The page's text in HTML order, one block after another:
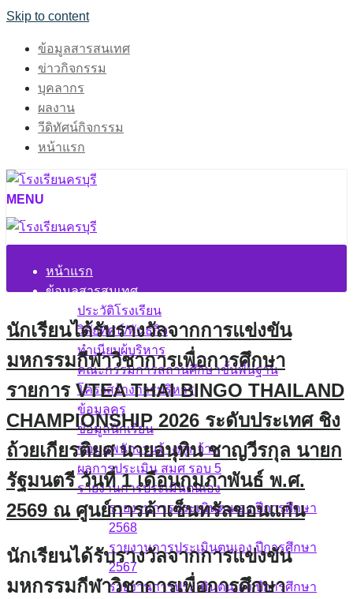
Skip to content
ข้อมูลสารสนเทศ
ข่าวกิจกรรม
บุคลากร
ผลงาน
วีดิทัศน์กิจกรรม
หน้าแรก
MENU
หน้าแรก
ข้อมูลสารสนเทศ
ประวัติโรงเรียน
วิสัยทัศน์/พันธกิจ
ทำเนียบผู้บริหาร
คณะกรรมการสถานศึกษาขั้นพื้นฐาน
โครงสร้างการบริหาร
ข้อมูลครู
ข้อมูลนักเรียน
ข้อมูลพนักงานจ้าง/ลูกจ้าง
ผลการประเมิน สมศ รอบ 5
รายงานการประเมินตนเอง
รายงานการประเมินตนเอง ปีการศึกษา
2568
รายงานการประเมินตนเอง ปีการศึกษา
2567
รายงานการประเมินตนเอง ปีการศึกษา
นักเรียนได้รับรางวัลจากการแข่งขัน
มหกรรมกีฬาวิชาการเพื่อการศึกษา
รายการ VTEA THAI BINGO THAILAND
CHAMPIONSHIP 2026 ระดับประเทศ ชิง
ถ้วยเกียรติยศ นายอนุทิน ชาญวีรกุล นายก
รัฐมนตรี วันที่ 1 เดือนกุมภาพันธ์ พ.ศ.
2569 ณ ศูนย์การค้าเซ็นทรัลขอนแก่น
นักเรียนได้รับรางวัลจากการแข่งขัน
มหกรรมกีฬาวิชาการเพื่อการศึกษา